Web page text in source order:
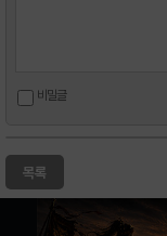
비밀글
목록